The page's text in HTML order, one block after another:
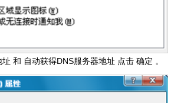
和 自动获得DNS服务器地址 点击 确定 。